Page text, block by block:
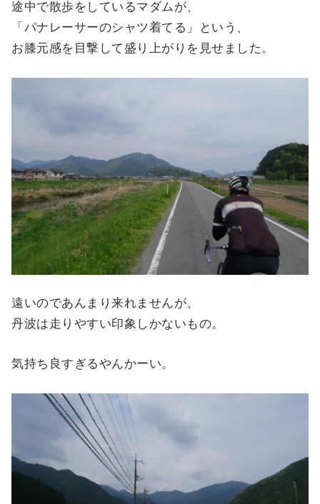
途中で散歩をしているマダムが、
「パナレーサーのシャツ着てる」という、
お膝元感を目撃して盛り上がりを見せました。
遠いのであんまり来れませんが、
丹波は走りやすい印象しかないもの。
気持ち良すぎるやんかーい。